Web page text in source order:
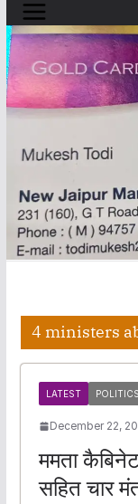
4 ministers
LATEST POLITICS
December 22,
ममता
सहित चार